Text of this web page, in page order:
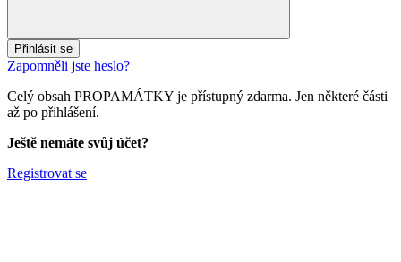
Přihlásit se
Zapomněli jste heslo?
Celý obsah PROPAMÁTKY je přístupný zdarma. Jen některé části
až po přihlášení.
Ještě nemáte svůj účet?
Registrovat se